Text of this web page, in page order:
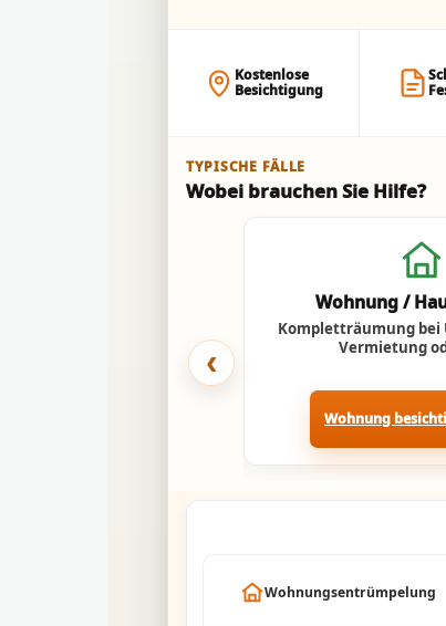
Kostenlose
Besichtigung
TYPISCHE FÄLLE
Wobei brauchen Sie Hilfe?
‹
Wohnung /
Kompletträumung bei
Vermietung
Wohnung
Wohnungsentrümpelung